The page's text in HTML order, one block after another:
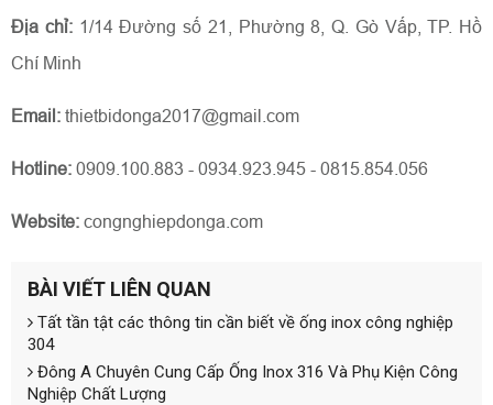
Địa chỉ: 1/14 Đường số 21, Phường 8, Q. Gò Vấp, TP. Hồ
Chí Minh
Email: thietbidonga2017@gmail.com
Hotline: 0909.100.883 - 0934.923.945 - 0815.854.056
Website: congnghiepdonga.com
BÀI VIẾT LIÊN QUAN
Tất tần tật các thông tin cần biết về ống inox công nghiệp
304
Đông A Chuyên Cung Cấp Ống Inox 316 Và Phụ Kiện Công
Nghiệp Chất Lượng